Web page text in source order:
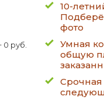
руб.
10-
фото
Умная
общую
Срочная